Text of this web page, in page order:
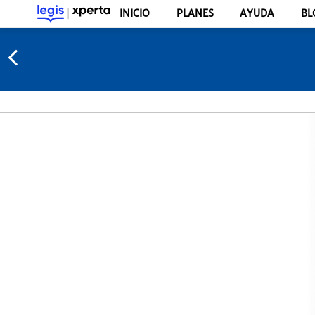
INICIO PLANES AYUDA